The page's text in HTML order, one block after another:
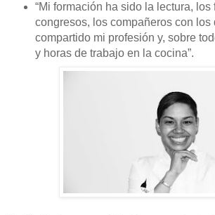
“Mi formación ha sido la lectura, los
congresos, los compañeros con los
compartido mi profesión y, sobre
y horas de trabajo en la cocina”.